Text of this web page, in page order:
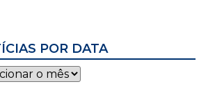
POR DATA